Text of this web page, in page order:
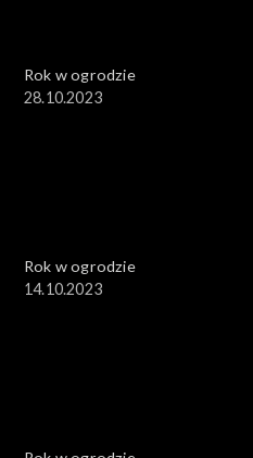
Rok w ogrodzie
28.10.2023
Rok w ogrodzie
14.10.2023